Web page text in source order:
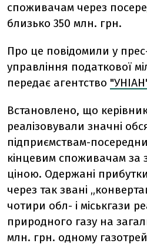
споживачам через
близько 350 млн. грн.
Про це повідомили у
управління податкової
передає агентство
Встановлено, що
реалізовували значні
підприємствам-
кінцевим споживачам
ціною. Одержані
через так звані
чотири обл- і міськгази
природного газу на
млн. грн. одному